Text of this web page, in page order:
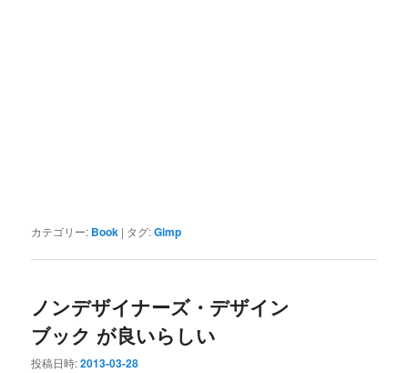
カテゴリー: Book | タグ:Gimp
ノンデザイナーズ・デザイン
ブック が良いらしい
投稿日時:2013-03-28